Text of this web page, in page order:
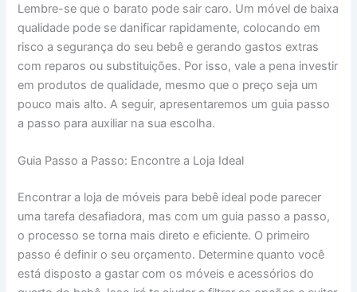
Lembre-se que o barato pode sair caro. Um móvel de baixa
qualidade pode se danificar rapidamente, colocando em
risco a segurança do seu bebê e gerando gastos extras
com reparos ou substituições. Por isso, vale a pena investir
em produtos de qualidade, mesmo que o preço seja um
pouco mais alto. A seguir, apresentaremos um guia passo
a passo para auxiliar na sua escolha.
Guia Passo a Passo: Encontre a Loja Ideal
Encontrar a loja de móveis para bebê ideal pode parecer
uma tarefa desafiadora, mas com um guia passo a passo,
o processo se torna mais direto e eficiente. O primeiro
passo é definir o seu orçamento. Determine quanto você
está disposto a gastar com os móveis e acessórios do